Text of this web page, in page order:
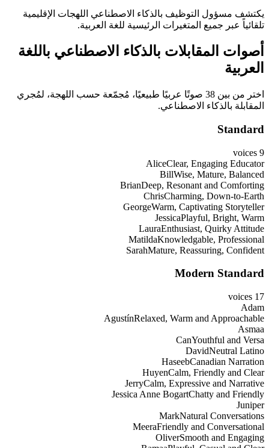
يكتشف مسؤول التوظيف بالذكاء الاصطناعي اللهجات الإقليمية
تلقائياً عبر جميع المتغيرات الرئيسية للغة العربية.
أصوات المقابلات بالذكاء الاصطناعي باللغة
العربية
اختر من بين 38 صوتًا عربيًا طبيعيًا، مُجمّعة حسب اللهجة، لمُجري
المقابلة بالذكاء الاصطناعي.
Standard
9
voices
AliceClear, Engaging Educator
BillWise, Mature, Balanced
BrianDeep, Resonant and Comforting
ChrisCharming, Down-to-Earth
GeorgeWarm, Captivating Storyteller
JessicaPlayful, Bright, Warm
LauraEnthusiast, Quirky Attitude
MatildaKnowledgable, Professional
SarahMature, Reassuring, Confident
Modern Standard
17
voices
Adam
AgustínRelaxed, Warm and Approachable
Asmaa
CanYouthful and Versa
DavidNeutral Latino
HaseebCanadian Narration
HuyenCalm, Friendly and Clear
JerryCalm, Expressive and Narrative
Jessica Anne BogartChatty and Friendly
Juniper
MarkNatural Conversations
MeeraFriendly and Conversational
OliverSmooth and Engaging